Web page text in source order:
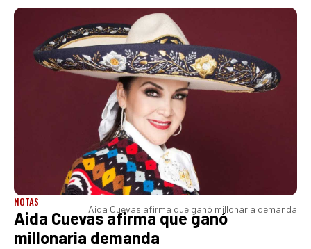
Aida Cuevas afirma que ganó millonaria demanda
NOTAS
Aida Cuevas afirma que ganó
millonaria demanda